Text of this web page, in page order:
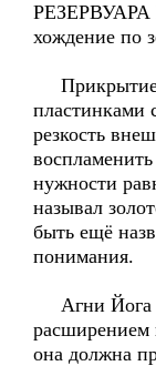
РЕЗЕРВУАРА
хождение по
пластинками
резкость
нужности
называл
быть ещё
понимания.
Агни Йога
расширением
она должна